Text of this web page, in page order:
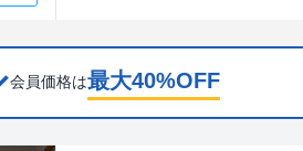
会員価格は最大40%OFF